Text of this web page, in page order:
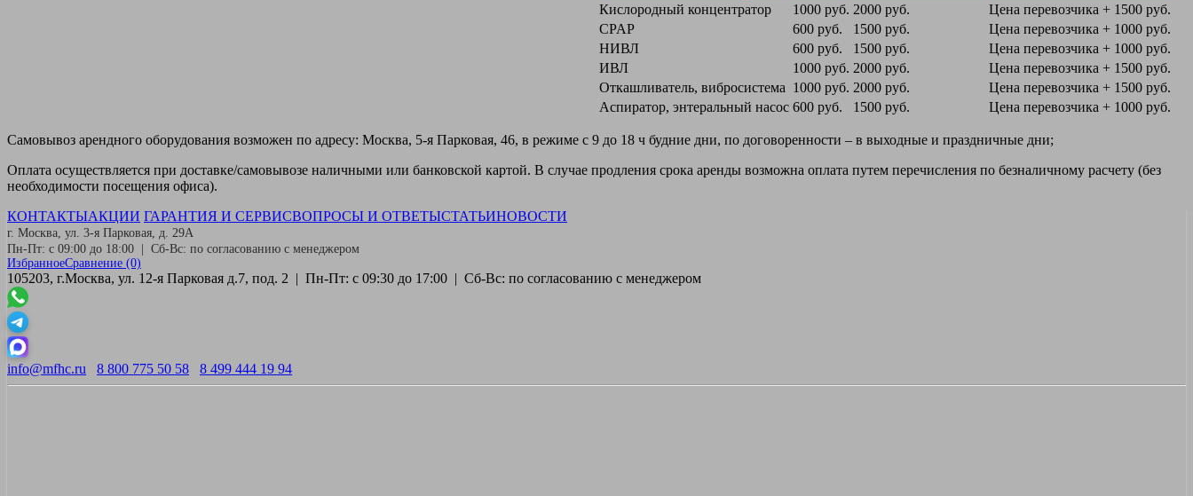
Кислородный концентратор
1000 руб. 2000 руб.
Цена перевозчика + 1500 руб.
CPAP
600 руб. 1500 руб.
Цена перевозчика + 1000 руб.
НИВЛ
600 руб. 1500 руб.
Цена перевозчика + 1000 руб.
ИВЛ
1000 руб. 2000 руб.
Цена перевозчика + 1500 руб.
Откашливатель, вибросистема 1000 руб. 2000 руб.
Цена перевозчика + 1500 руб.
Аспиратор, энтеральный насос 600 руб. 1500 руб. Цена перевозчика + 1000 руб.
Самовывоз арендного оборудования возможен по адресу: Москва, 5-я Парковая, 46, в режиме с 9 до 18 ч будние дни, по договоренности – в выходные и праздничные дни;
Оплата осуществляется при доставке/самовывозе наличными или банковской картой. В случае продления срока аренды возможна оплата путем перечисления по безналичному расчету (без
необходимости посещения офиса).
КОНТАКТЫАКЦИИ ГАРАНТИЯ И СЕРВИСВОПРОСЫ И ОТВЕТЫСТАТЬИНОВОСТИ
г. Москва, ул. 3-я Парковая, д. 29А
Пн-Пт: с 09:00 до 18:00 | Сб-Вс: по согласованию с менеджером
ИзбранноеСравнение (0)
105203, г.Москва, ул. 12-я Парковая д.7, под. 2 | Пн-Пт: с 09:30 до 17:00 | Сб-Вс: по согласованию с менеджером
info@mfhc.ru 8 800 775 50 58 8 499 444 19 94